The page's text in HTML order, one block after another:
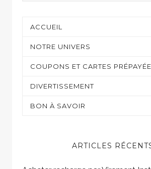
ACCUEIL
NOTRE UNIVERS
Moyens de paiement
COUPONS ET CARTES
Casino et jeux en ligne
DIVERTISSEMENT
Sur mon écran
BON À SAVOIR
ARTICLES